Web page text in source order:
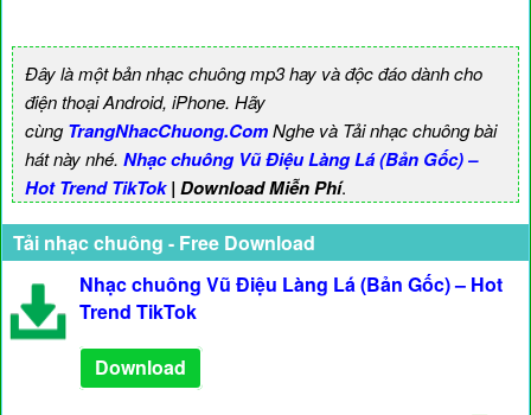
Đây là một bản nhạc chuông mp3 hay và độc đáo dành cho
điện thoại Android, iPhone. Hãy
cùngTrangNhacChuong.ComNghe và Tải nhạc chuông bài
hát này nhé. Nhạc chuông Vũ Điệu Làng Lá (Bản Gốc) –
Hot Trend TikTok| Download Miễn Phí.
Tải nhạc chuông - Free Download
Nhạc chuông Vũ Điệu Làng Lá (Bản Gốc) – Hot
Trend TikTok
Download